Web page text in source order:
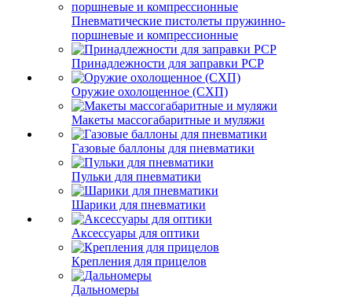
Пневматические пистолеты пружинно-
поршневые и компрессионные
Принадлежности для заправки PCP
Оружие охолощенное (СХП)
Макеты массогабаритные и муляжи
Газовые баллоны для пневматики
Пульки для пневматики
Шарики для пневматики
Аксессуары для оптики
Крепления для прицелов
Дальномеры